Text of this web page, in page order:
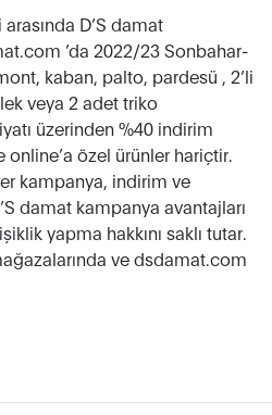
D’S damat
’da 2022/23 Sonbahar-
kaban, palto, pardesü , 2’li
veya 2 adet triko
üzerinden %40 indirim
özel ürünler hariçtir.
kampanya, indirim ve
damat kampanya avantajları
yapma hakkını saklı tutar.
ve dsdamat.com